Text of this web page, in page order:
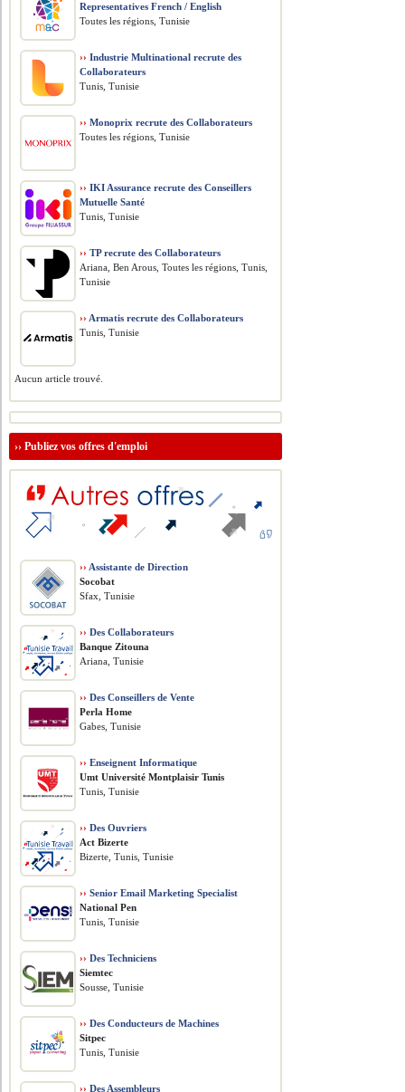
Representatives French / English
Toutes les régions, Tunisie
›› Industrie Multinational recrute des
Collaborateurs
Tunis, Tunisie
›› Monoprix recrute des Collaborateurs
Toutes les régions, Tunisie
›› IKI Assurance recrute des Conseillers
Mutuelle Santé
Tunis, Tunisie
›› TP recrute des Collaborateurs
Ariana, Ben Arous, Toutes les régions, Tunis,
Tunisie
›› Armatis recrute des Collaborateurs
Tunis, Tunisie
Aucun article trouvé.
››Publiez vos offres d'emploi
›› Assistante de Direction
Socobat
Sfax, Tunisie
›› Des Collaborateurs
Banque Zitouna
Ariana, Tunisie
›› Des Conseillers de Vente
Perla Home
Gabes, Tunisie
›› Enseignent Informatique
Umt Université Montplaisir Tunis
Tunis, Tunisie
›› Des Ouvriers
Act Bizerte
Bizerte, Tunis, Tunisie
›› Senior Email Marketing Specialist
National Pen
Tunis, Tunisie
›› Des Techniciens
Siemtec
Sousse, Tunisie
›› Des Conducteurs de Machines
Sitpec
Tunis, Tunisie
›› Des Assembleurs